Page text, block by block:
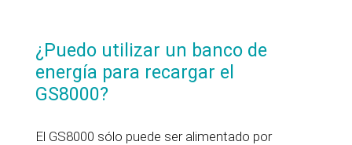
¿Puedo utilizar un banco de
energía para recargar el
GS8000?
El GS8000 sólo puede ser alimentado por